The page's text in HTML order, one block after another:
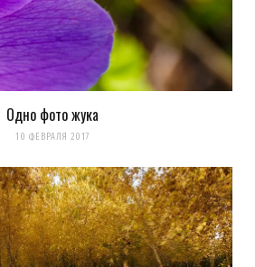
Одно фото жука
10 ФЕВРАЛЯ 2017